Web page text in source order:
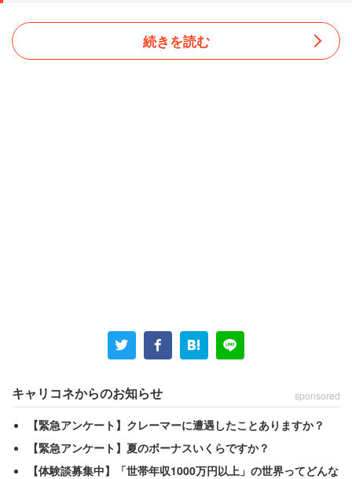
きかけを求める要望書を送付したという。
超大手のダイナムですら危機感をおぼえているというのが
現状ということになるんだろう。今後さらに5月31日まで
営業を自粛するとなると、損失額も相当な数字となるは
ず。
続きを読む
キャリコネからのお知らせ sponsored
【緊急アンケート】クレーマーに遭遇したことありますか？
【緊急アンケート】夏のボーナスいくらですか？
【体験談募集中】「世帯年収1000万円以上」の世界ってどんな